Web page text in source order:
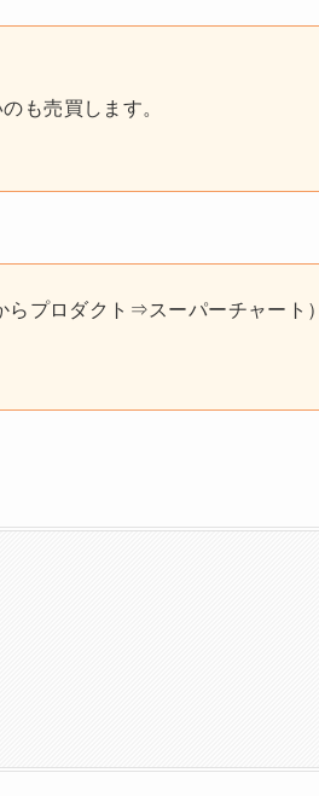
も売買します。
らプロダクト⇒スーパーチャート）